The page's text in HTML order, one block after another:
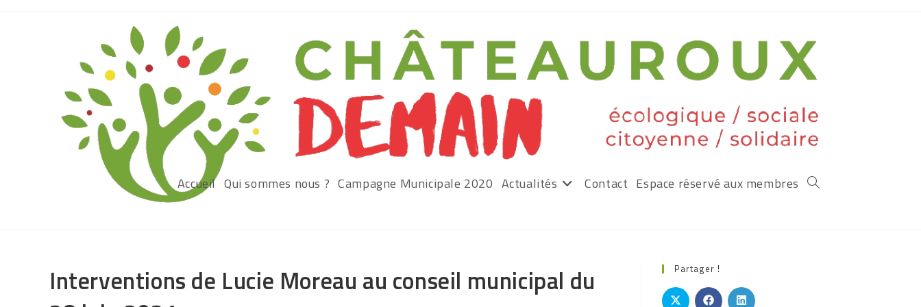
Accueil Qui sommes nous ? Campagne Municipale 2020 Actualités Contact Espace réservé aux membres
Interventions de Lucie Moreau au conseil municipal du
Partager !